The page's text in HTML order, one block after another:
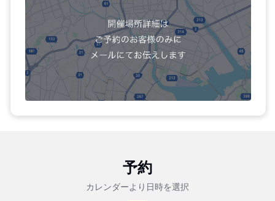
予約
カレンダーより日時を選択